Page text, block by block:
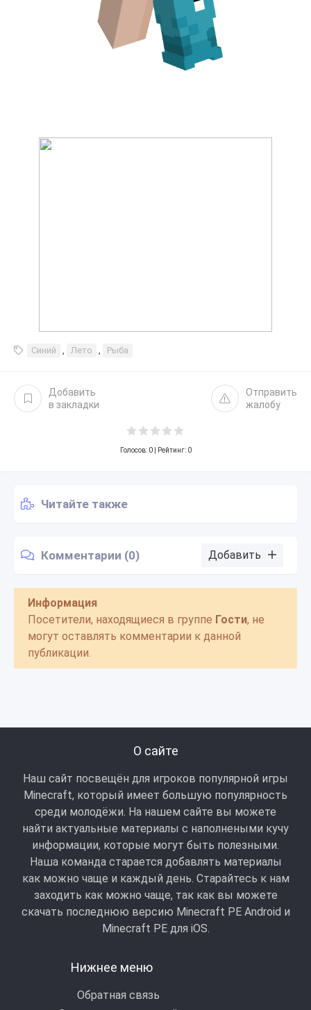
Синий , Лето , Рыба
Добавить
в закладки
Отправить
жалобу
Голосов: 0| Рейтинг: 0
Читайте также
Комментарии (0) Добавить
Информация
Посетители, находящиеся в группе Гости, не
могут оставлять комментарии к данной
публикации.
О сайте
Наш сайт посвещён для игроков популярной игры
Minecraft, который имеет большую популярность
среди молодёжи. На нашем сайте вы можете
найти актуальные материалы с наполнеными кучу
информации, которые могут быть полезными.
Наша команда старается добавлять материалы
как можно чаще и каждый день. Старайтесь к нам
заходить как можно чаще, так как вы можете
скачать последнюю версию Minecraft PE Android и
Minecraft РЕ для iOS.
Нижнее меню
Обратная связь